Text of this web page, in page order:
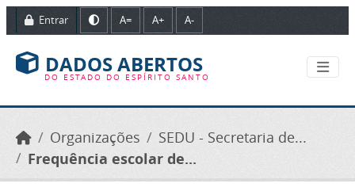
Ir para o conteúdo principal
Entrar A= A+ A-
DADOS ABERTOS
DO ESTADO DO ESPÍRITO SANTO
Organizações SEDU - Secretaria de...
Frequência escolar de...